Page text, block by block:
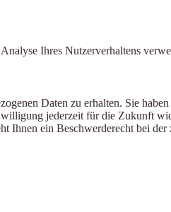
Ihres Nutzerverhaltens
Daten zu erhalten. Sie
jederzeit für die Zukunft
Ihnen ein Beschwerderecht bei